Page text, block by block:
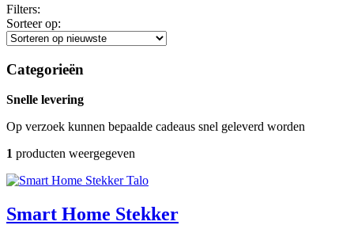
Filters:
Sorteer op:
Categorieën
Snelle levering
Op verzoek kunnen bepaalde cadeaus snel geleverd worden
1 producten weergegeven
Talo
Smart Home Stekker